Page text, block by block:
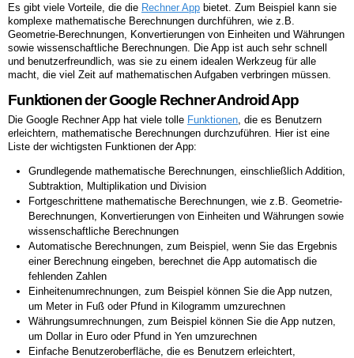
Es gibt viele Vorteile, die die Rechner App bietet. Zum Beispiel kann sie
komplexe mathematische Berechnungen durchführen, wie z.B.
Geometrie-Berechnungen, Konvertierungen von Einheiten und Währungen
sowie wissenschaftliche Berechnungen. Die App ist auch sehr schnell
und benutzerfreundlich, was sie zu einem idealen Werkzeug für alle
macht, die viel Zeit auf mathematischen Aufgaben verbringen müssen.
Funktionen der Google Rechner Android App
Die Google Rechner App hat viele tolle Funktionen , die es Benutzern
erleichtern, mathematische Berechnungen durchzuführen. Hier ist eine
Liste der wichtigsten Funktionen der App:
Grundlegende mathematische Berechnungen, einschließlich Addition,
Subtraktion, Multiplikation und Division
Fortgeschrittene mathematische Berechnungen, wie z.B. Geometrie-
Berechnungen, Konvertierungen von Einheiten und Währungen sowie
wissenschaftliche Berechnungen
Automatische Berechnungen, zum Beispiel, wenn Sie das Ergebnis
einer Berechnung eingeben, berechnet die App automatisch die
fehlenden Zahlen
Einheitenumrechnungen, zum Beispiel können Sie die App nutzen,
um Meter in Fuß oder Pfund in Kilogramm umzurechnen
Währungsumrechnungen, zum Beispiel können Sie die App nutzen,
um Dollar in Euro oder Pfund in Yen umzurechnen
Einfache Benutzeroberfläche, die es Benutzern erleichtert,